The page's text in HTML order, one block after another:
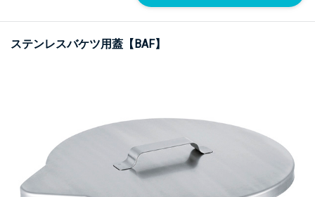
ステンレスバケツ用蓋【BAF】